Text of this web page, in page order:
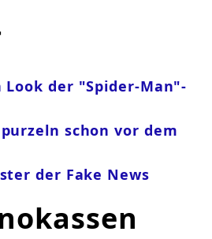
der "Spider-Man"-
schon vor dem
der Fake News